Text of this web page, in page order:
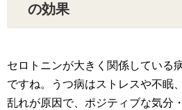
の効果
セロトニンが大きく関係している
ですね。うつ病はストレスや不眠
乱れが原因で、ポジティブな気分